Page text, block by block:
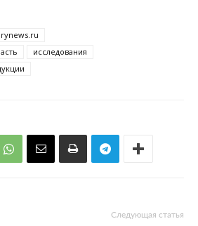
исследования
Следующая статья